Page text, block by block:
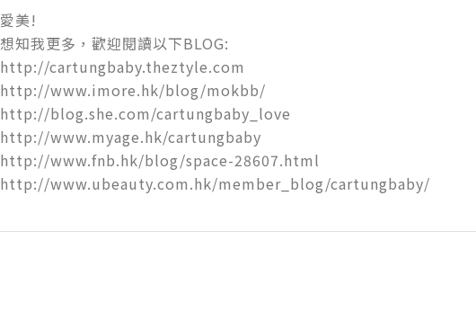
愛美!
想知我更多，歡迎閱讀以下BLOG:
http://cartungbaby.theztyle.com
http://www.imore.hk/blog/mokbb/
http://blog.she.com/cartungbaby_love
http://www.myage.hk/cartungbaby
http://www.fnb.hk/blog/space-28607.html
http://www.ubeauty.com.hk/member_blog/cartungbaby/